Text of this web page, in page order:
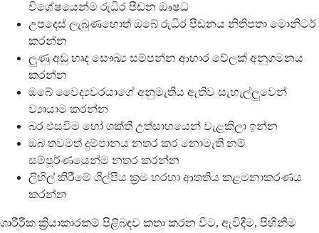
විශේෂයෙන්ම රුධිර පීඩන ඖෂධ
උපදෙස් ලැබුණහොත් ඔබේ රුධිර පීඩනය නිතිපතා මොනිටර්
කරන්න
ලුණු අඩු හෘද සෞඛ්‍ය සම්පන්න ආහාර වේලක් අනුගමනය
කරන්න
ඔබේ වෛද්‍යවරයාගේ අනුමැතිය ඇතිව සැහැල්ලුවෙන්
ව්‍යායාම කරන්න
බර එසවීම හෝ ශක්ති උත්සාහයෙන් වැළකිලා ඉන්න
ඔබ තවමත් දුම්පානය නතර කර නොමැති නම්
සම්පූර්ණයෙන්ම නතර කරන්න
ලිහිල් කිරීමේ ශිල්පීය ක්‍රම හරහා ආතතිය කළමනාකරණය
කරන්න
ශාරීරික ක්‍රියාකාරකම් පිළිබඳව කතා කරන විට, ඇවිදීම, පිහිනීම